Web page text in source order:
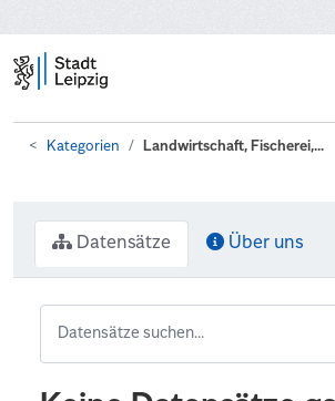
Kategorien Landwirtschaft, Fischerei,...
Datensätze Über uns